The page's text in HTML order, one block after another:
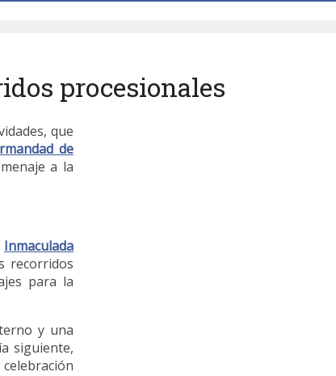
procesionales
que
de
a la
Inmaculada
recorridos
para la
y una
siguiente,